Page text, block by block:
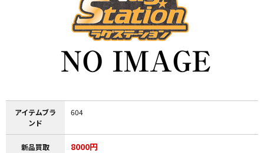
アイテムブラ
ンド
604
新品買取 8000円